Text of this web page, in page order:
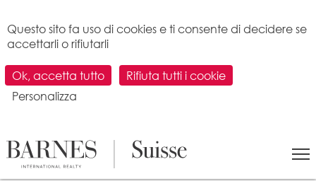
TUTTI GLI ARTICOLI
Questo sito fa uso di cookies e ti consente di decidere se
accettarli o rifiutarli
Ok, accetta tutto
Rifiuta tutti i cookie
Personalizza